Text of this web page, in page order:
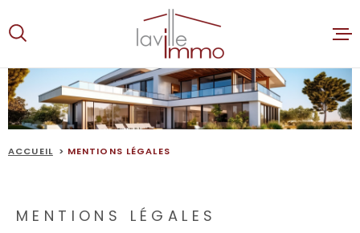
au
menu
au
contenu
ACCUEIL
ACCUEIL MENTIONS LÉGALES
MENTIONS LÉGALES